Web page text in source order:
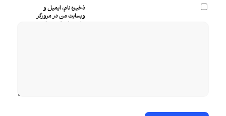
ذخیره نام، ایمیل و
وبسایت من در مرورگر
برای زمانی که دوباره